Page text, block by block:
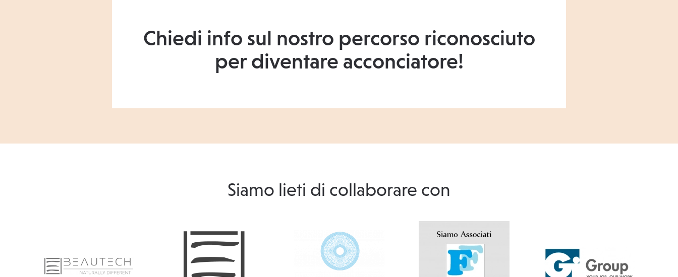
Chiedi info sul nostro percorso riconosciuto
per diventare acconciatore!
Siamo lieti di collaborare con